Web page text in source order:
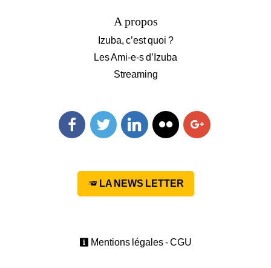
A propos
Izuba, c’est quoi ?
Les Ami-e-s d’Izuba
Streaming
LA NEWS LETTER
Mentions légales - CGU